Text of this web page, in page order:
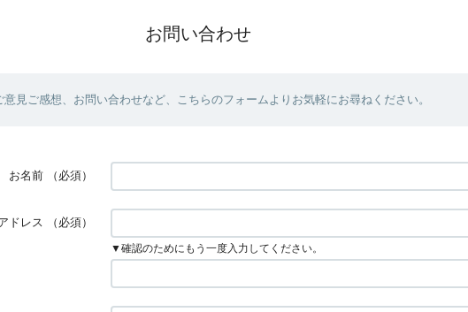
お問い合わせ
見ご感想、お問い合わせなど、こちらのフォームよりお気軽にお尋ねください。
お名前 （必須）
ドレス （必須）
▼確認のためにもう一度入力してください。